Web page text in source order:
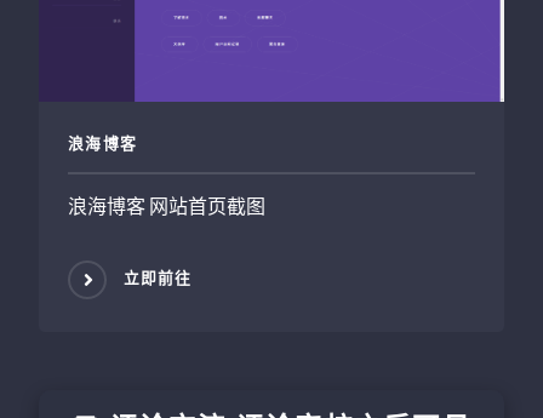
浪海博客
浪海博客 网站首页截图
立即前往